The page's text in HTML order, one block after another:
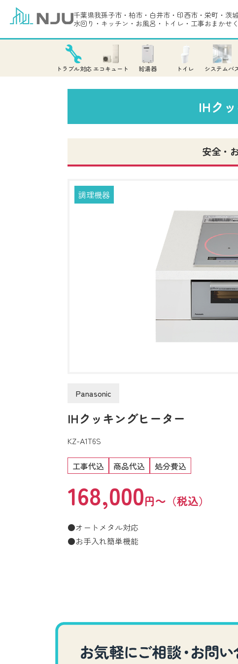
千葉県我孫子市・柏市・白井市・印西市・栄町・茨
水回り・キッチン・お風呂・トイレ・工事おまかせ
トラブル対応 エコキュート 給湯器 トイレ システムバ
IHク
安全・
調理機器
Panasonic
IHクッキングヒーター
KZ-A1T6S
工事代込 商品代込 処分費込
168,000円～（税込）
●オートメタル対応
●お手入れ簡単機能